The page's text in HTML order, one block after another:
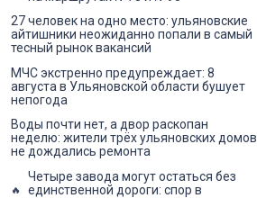
27 человек на одно место: ульяновские
айтишники неожиданно попали в самый
тесный рынок вакансий
МЧС экстренно предупреждает: 8
августа в Ульяновской области бушует
непогода
Воды почти нет, а двор раскопан
неделю: жители трёх ульяновских домов
не дождались ремонта
Четыре завода могут остаться без
единственной дороги: спор в